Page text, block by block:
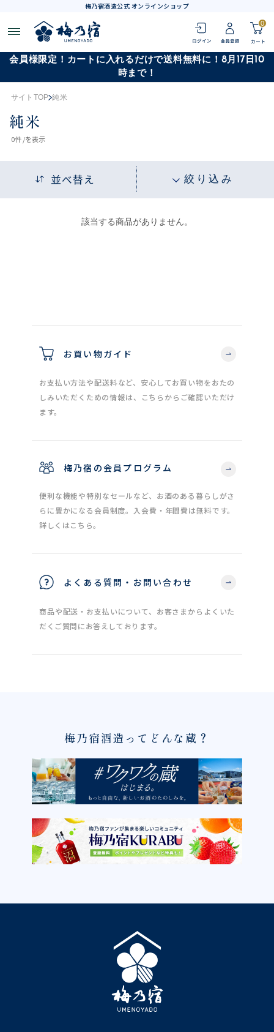
梅乃宿酒造公式 オンラインショップ
0
会員様限定！カートに入れるだけで送料無料に！8月17日10
時まで！
サイトTOP 純米
純米
0件 /を表示
並べ替え 絞り込み
該当する商品がありません。
お買い物ガイド
お支払い方法や配送料など、安心してお買い物をおたの
しみいただくための情報は、こちらからご確認いただけ
ます。
梅乃宿の会員プログラム
便利な機能や特別なセールなど、お酒のある暮らしがさ
らに豊かになる会員制度。入会費・年間費は無料です。
詳しくはこちら。
よくある質問・お問い合わせ
商品や配送・お支払いについて、お客さまからよくいた
だくご質問にお答えしております。
梅乃宿酒造ってどんな蔵？